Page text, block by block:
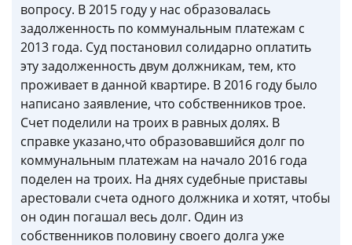
вопросу. В 2015 году у нас образовалась
задолженность по коммунальным платежам с
2013 года. Суд постановил солидарно оплатить
эту задолженность двум должникам, тем, кто
проживает в данной квартире. В 2016 году было
написано заявление, что собственников трое.
Счет поделили на троих в равных долях. В
справке указано,что образовавшийся долг по
коммунальным платежам на начало 2016 года
поделен на троих. На днях судебные приставы
арестовали счета одного должника и хотят, чтобы
он один погашал весь долг. Один из
собственников половину своего долга уже